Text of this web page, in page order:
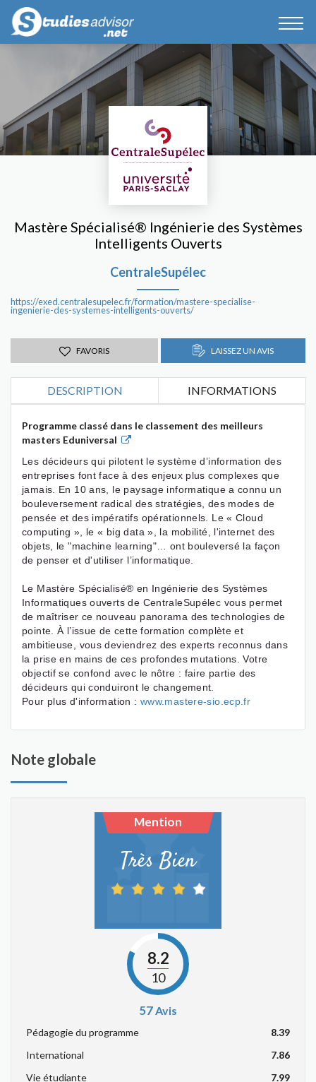
Mastère Spécialisé® Ingénierie des Systèmes
Intelligents Ouverts
CentraleSupélec
https://exed.centralesupelec.fr/formation/mastere-specialise-
ingenierie-des-systemes-intelligents-ouverts/
FAVORIS LAISSEZ UN AVIS
DESCRIPTION INFORMATIONS
Programme classé dans le classement des meilleurs
masters Eduniversal
Les décideurs qui pilotent le système d’information des
entreprises font face à des enjeux plus complexes que
jamais. En 10 ans, le paysage informatique a connu un
bouleversement radical des stratégies, des modes de
pensée et des impératifs opérationnels. Le « Cloud
computing », le « big data », la mobilité, l'internet des
objets, le "machine learning"… ont bouleversé la façon
de penser et d'utiliser l’informatique.
Le Mastère Spécialisé® en Ingénierie des Systèmes
Informatiques ouverts de CentraleSupélec vous permet
de maîtriser ce nouveau panorama des technologies de
pointe. À l’issue de cette formation complète et
ambitieuse, vous deviendrez des experts reconnus dans
la prise en mains de ces profondes mutations. Votre
objectif se confond avec le nôtre : faire partie des
décideurs qui conduiront le changement.
Pour plus d'information : www.mastere-sio.ecp.fr
Note globale
Mention
Très Bien
8.2
10
57Avis
Pédagogie du programme
8.39
International
7.86
Vie étudiante
7.99